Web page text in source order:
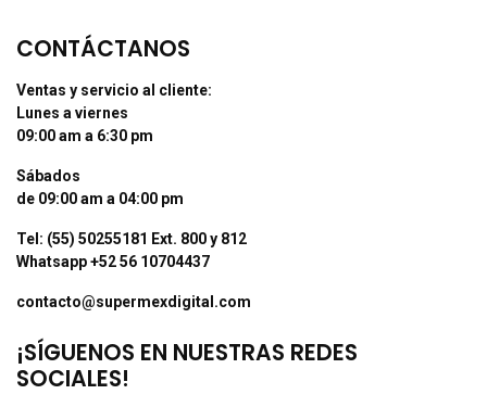
CONTÁCTANOS
Ventas y servicio al cliente:
Lunes a viernes
09:00 am a 6:30 pm
Sábados
de 09:00 am a 04:00 pm
Tel: (55) 50255181 Ext. 800 y 812
Whatsapp +52 56 10704437
contacto@supermexdigital.com
¡SÍGUENOS EN NUESTRAS REDES
SOCIALES!